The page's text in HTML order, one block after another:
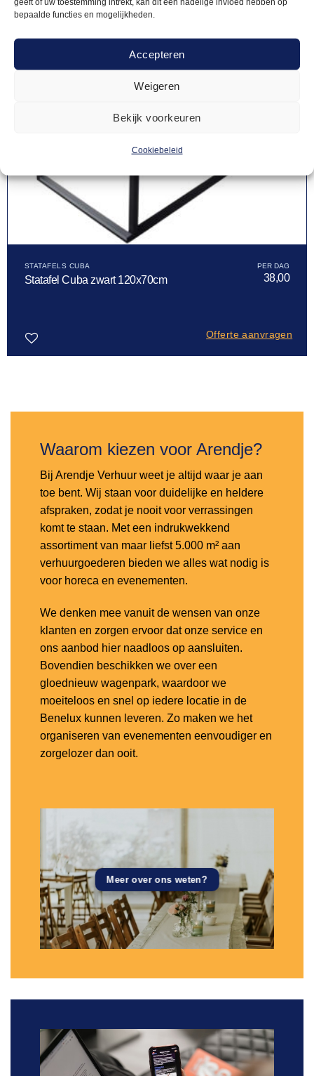
bepaalde functies en mogelijkheden.
Accepteren
Weigeren
Bekijk voorkeuren
Cookiebeleid
STATAFELS CUBA
Statafel Cuba zwart 120x70cm 38,00
Offerte aanvragen
Waarom kiezen voor Arendje?
Bij Arendje Verhuur weet je altijd waar je aan
toe bent. Wij staan voor duidelijke en heldere
afspraken, zodat je nooit voor verrassingen
komt te staan. Met een indrukwekkend
assortiment van maar liefst 5.000 m² aan
verhuurgoederen bieden we alles wat nodig is
voor horeca en evenementen.
We denken mee vanuit de wensen van onze
klanten en zorgen ervoor dat onze service en
ons aanbod hier naadloos op aansluiten.
Bovendien beschikken we over een
gloednieuw wagenpark, waardoor we
moeiteloos en snel op iedere locatie in de
Benelux kunnen leveren. Zo maken we het
organiseren van evenementen eenvoudiger en
zorgelozer dan ooit.
Meer over ons weten?